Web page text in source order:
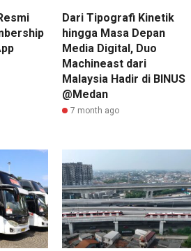
Dari Tipografi Kinetik
hingga Masa Depan
Media Digital, Duo
Machineast dari
Malaysia Hadir di BINUS
@Medan
7 month ago